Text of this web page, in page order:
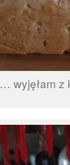
… wyjęłam